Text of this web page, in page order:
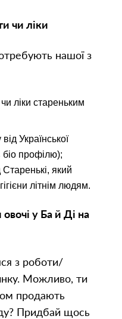
чи ліки
нашої з
ліки стареньким
Української
біо профілю);
який
літнім людям.
у Ба й Ді на
з роботи/
Можливо, ти
продають
Придбай щось